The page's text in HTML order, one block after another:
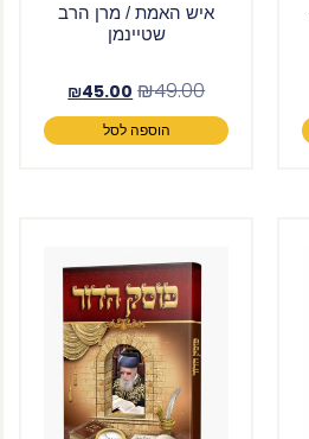
איש האמת / מרן הרב
שטיינמן
₪49.00
₪45.00
הוספה לסל